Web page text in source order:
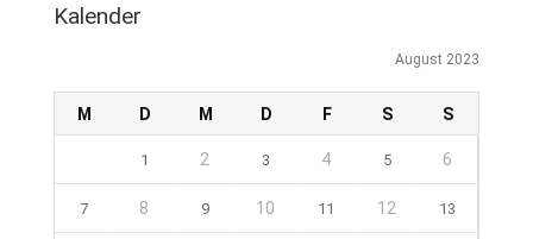
Kalender
August 2023
M D M D F S S
1 2 3 4 5 6
7 8 9 10 11 12 13